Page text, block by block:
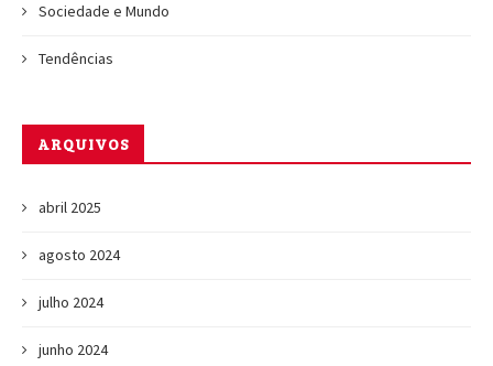
Sociedade e Mundo
Tendências
ARQUIVOS
abril 2025
agosto 2024
julho 2024
junho 2024